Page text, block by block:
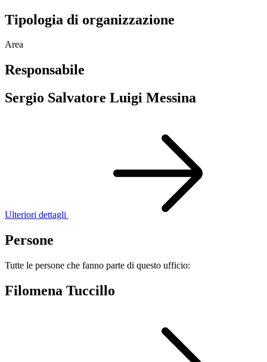
Tipologia di organizzazione
Area
Responsabile
Sergio Salvatore Luigi Messina
Ulteriori dettagli
Persone
Tutte le persone che fanno parte di questo ufficio:
Filomena Tuccillo